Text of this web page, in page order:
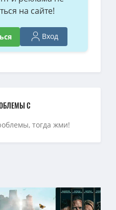
/ The Old Guard (Джина Принс-
Old Guard (Джина Принс-Байтвуд
/ The Old Guard (Джина Принс-
Old Guard (Джина Принс-
на сайте!
Вход
С
тогда жми!